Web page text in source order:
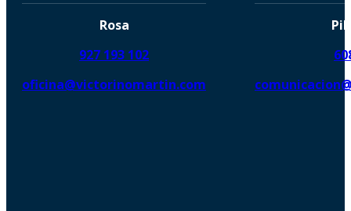
Rosa
927 193 102
oficina@victorinomartin.com